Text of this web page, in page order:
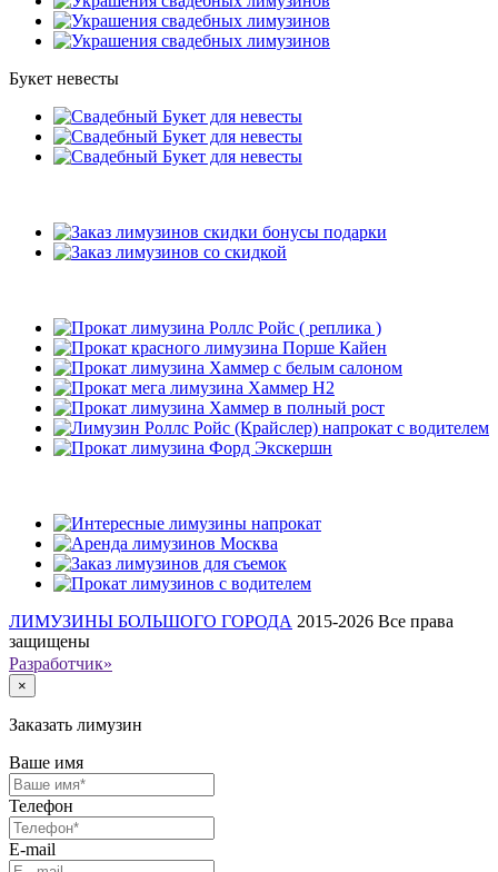
Букет невесты
ЛИМУЗИНЫ БОЛЬШОГО ГОРОДА 2015-2026 Все права
защищены
Разработчик»
×
Заказать лимузин
Ваше имя
Телефон
E-mail